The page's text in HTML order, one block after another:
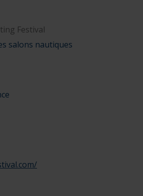
Festival
salons nautiques